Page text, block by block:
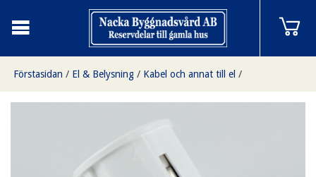
Förstasidan / El & Belysning / Kabel och annat till el /